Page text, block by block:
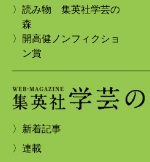
〉読み物 集英社学芸の
森
〉開高健ノンフィクショ
ン賞
〉新着記事
〉連載